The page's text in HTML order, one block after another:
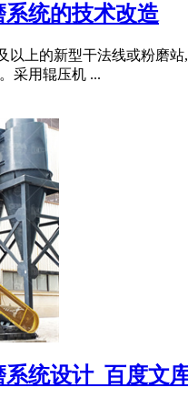
系统的技术改造
以上的新型干法线或粉磨
采用辊压机 ...
系统设计_百度文